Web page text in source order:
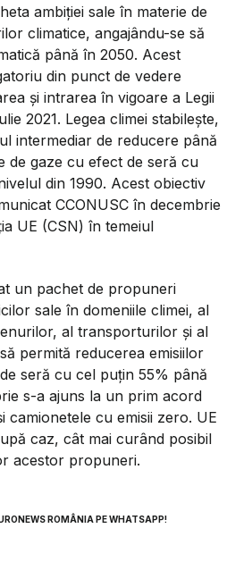
ambiţiei sale în materie de
climatice, angajându-se să
până în 2050. Acest
din punct de vedere
şi intrarea în vigoare a Legii
2021. Legea climei stabileşte,
intermediar de reducere până
de gaze cu efect de seră cu
din 1990. Acest obiectiv
CCONUSC în decembrie
UE (CSN) în temeiul
un pachet de propuneri
sale în domeniile climei, al
al transporturilor şi al
permită reducerea emisiilor
seră cu cel puţin 55% până
s-a ajuns la un prim acord
camionetele cu emisii zero. UE
caz, cât mai curând posibil
acestor propuneri.
ROMÂNIA PE WHATSAPP!